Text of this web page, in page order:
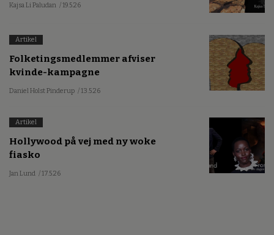
Kajsa Li Paludan / 19.5.26
Artikel
Folketingsmedlemmer afviser
kvinde-kampagne
Daniel Holst Pinderup / 13.5.26
Artikel
Hollywood på vej med ny woke
fiasko
Jan Lund / 17.5.26